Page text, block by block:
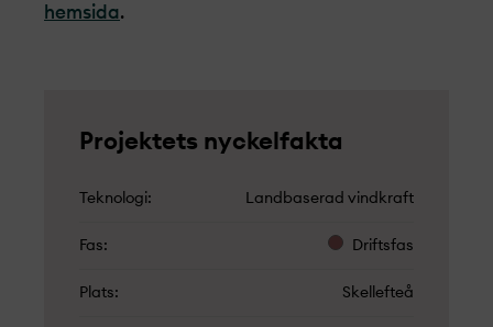
hemsida.
Projekt­ets nyckelfakta
Teknologi Landbaserad vindkraft
Fas Driftsfas
Plats Skellefteå